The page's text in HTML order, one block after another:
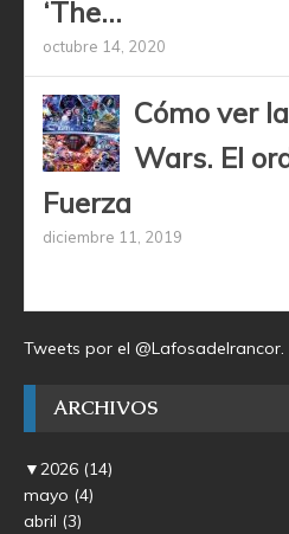
‘The...
octubre 14, 2020
Cómo ver
Wars. El
Fuerza
diciembre 11, 2019
Tweets por el @Lafosadelrancor.
ARCHIVOS
▼2026 (14)
mayo (4)
abril (3)